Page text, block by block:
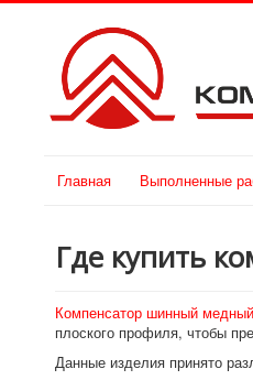
Главная Выполненные
Где купить
Компенсатор шинный
плоского профиля, чтобы
Данные изделия принято